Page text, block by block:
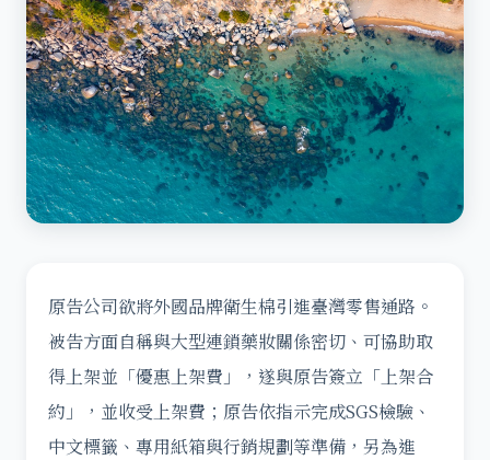
原告公司欲將外國品牌衛生棉引進臺灣零售通路。
被告方面自稱與大型連鎖藥妝關係密切、可協助取
得上架並「優惠上架費」，遂與原告簽立「上架合
約」，並收受上架費；原告依指示完成SGS檢驗、
中文標籤、專用紙箱與行銷規劃等準備，另為進